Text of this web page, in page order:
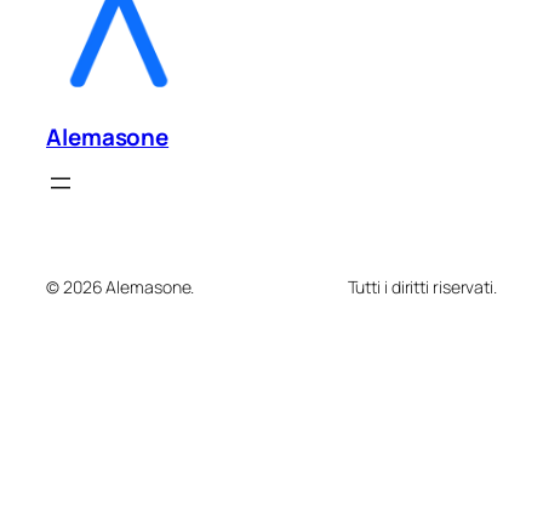
Alemasone
© 2026 Alemasone. Tutti i diritti riservati.